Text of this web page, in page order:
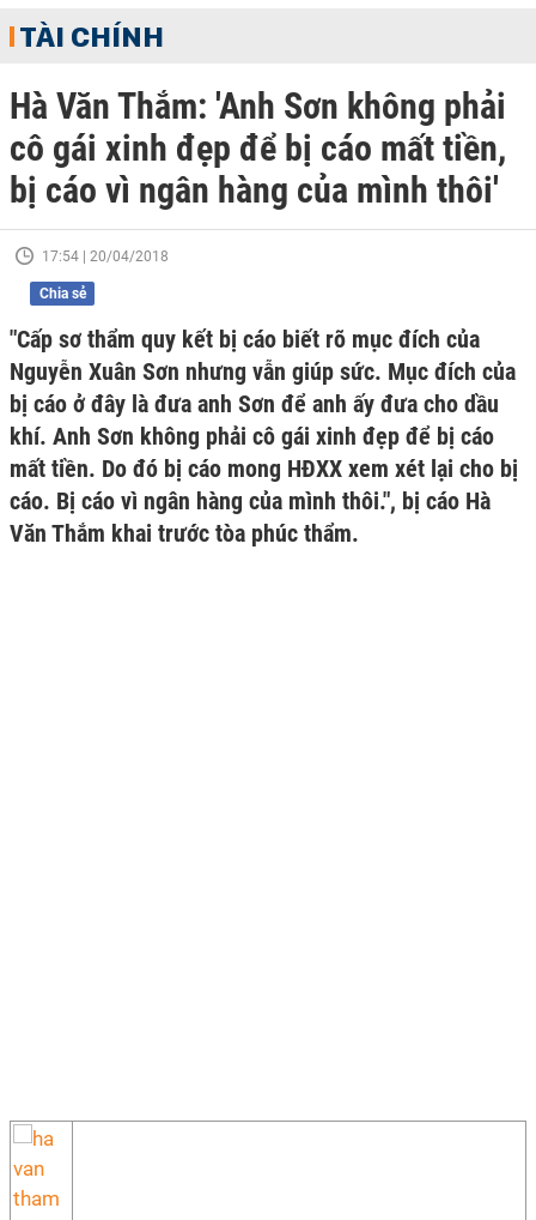
TÀI CHÍNH
Hà Văn Thắm: 'Anh Sơn không phải
cô gái xinh đẹp để bị cáo mất tiền,
bị cáo vì ngân hàng của mình thôi'
17:54 | 20/04/2018
Chia sẻ
"Cấp sơ thẩm quy kết bị cáo biết rõ mục đích của
Nguyễn Xuân Sơn nhưng vẫn giúp sức. Mục đích của
bị cáo ở đây là đưa anh Sơn để anh ấy đưa cho dầu
khí. Anh Sơn không phải cô gái xinh đẹp để bị cáo
mất tiền. Do đó bị cáo mong HĐXX xem xét lại cho bị
cáo. Bị cáo vì ngân hàng của mình thôi.", bị cáo Hà
Văn Thắm khai trước tòa phúc thẩm.